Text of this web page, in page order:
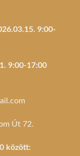
9:00-
9:00-17:00
Út 72.
között: